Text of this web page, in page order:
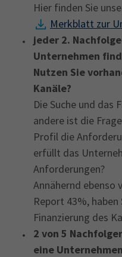
Hier finden Sie
Merkblatt zur
jeder 2.
Unternehmen
Nutzen Sie
Kanäle?
Die Suche und das
andere ist die
Profil die
erfüllt das
Anforderungen?
Annähernd ebenso
Report 43%,
Finanzierung des
2 von 5
eine